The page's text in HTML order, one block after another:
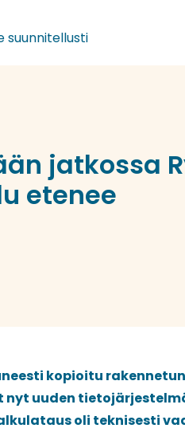
suunnitellusti
jatkossa
etenee
kopioitu rakennetun
uuden
oli teknisesti